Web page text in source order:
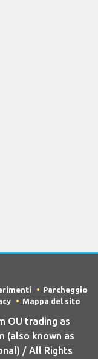
Parcheggio
Mappa del sito
OU trading as
(also known as
/ All Rights